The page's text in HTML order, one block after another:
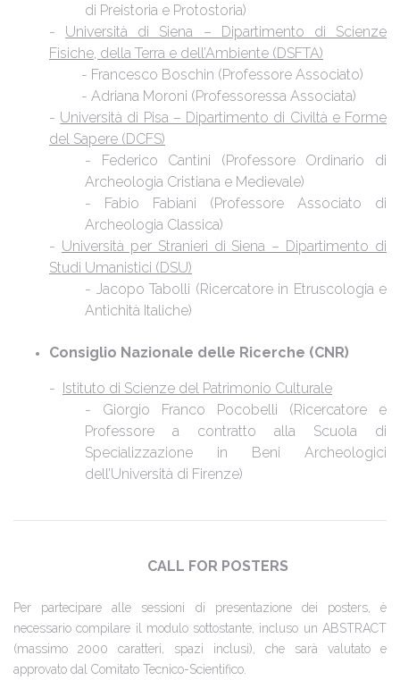
di Preistoria e Protostoria)
- Università di Siena – Dipartimento di Scienze
Fisiche, della Terra e dell’Ambiente (DSFTA)
- Francesco Boschin (Professore Associato)
- Adriana Moroni (Professoressa Associata)
- Università di Pisa – Dipartimento di Civiltà e Forme
del Sapere (DCFS)
- Federico Cantini (Professore Ordinario di
Archeologia Cristiana e Medievale)
- Fabio Fabiani (Professore Associato di
Archeologia Classica)
- Università per Stranieri di Siena – Dipartimento di
Studi Umanistici (DSU)
- Jacopo Tabolli (Ricercatore in Etruscologia e
Antichità Italiche)
Consiglio Nazionale delle Ricerche (CNR)
- Istituto di Scienze del Patrimonio Culturale
- Giorgio Franco Pocobelli (Ricercatore e
Professore a contratto alla Scuola di
Specializzazione in Beni Archeologici
dell’Università di Firenze)
CALL FOR POSTERS
Per partecipare alle sessioni di presentazione dei posters, è
necessario compilare il modulo sottostante, incluso un ABSTRACT
(massimo 2000 caratteri, spazi inclusi), che sarà valutato e
approvato dal Comitato Tecnico-Scientifico.